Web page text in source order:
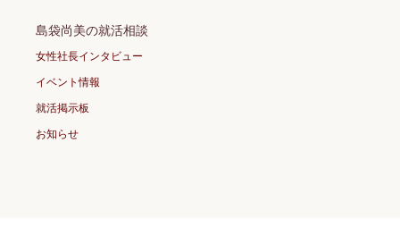
島袋尚美の就活相談
女性社長インタビュー
イベント情報
就活掲示板
お知らせ